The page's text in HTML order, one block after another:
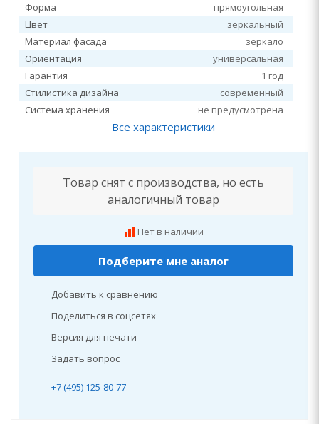
Форма
прямоугольная
Цвет
зеркальный
Материал фасада
зеркало
Ориентация
универсальная
Гарантия
1 год
Стилистика дизайна
современный
Система хранения
не предусмотрена
Все характеристики
Товар снят с производства, но есть
аналогичный товар
Нет в наличии
Подберите мне аналог
Добавить к сравнению
Поделиться в соцсетях
Версия для печати
Задать вопрос
+7 (495) 125-80-77